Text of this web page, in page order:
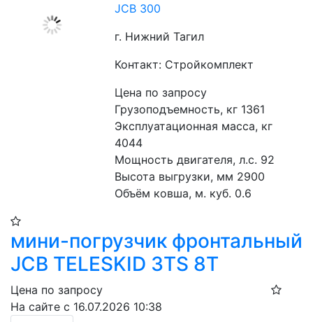
JCB 300
г. Нижний Тагил
Контакт: Стройкомплект
Цена по запросу
Грузоподъемность, кг 1361
Эксплуатационная масса, кг
4044
Мощность двигателя, л.с. 92
Высота выгрузки, мм 2900
Объём ковша, м. куб. 0.6
мини-погрузчик фронтальный
JCB TELESKID 3TS 8T
Цена по запросу
На сайте с 16.07.2026 10:38